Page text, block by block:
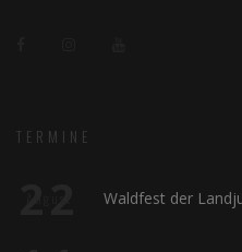
TERMINE
Waldfest der